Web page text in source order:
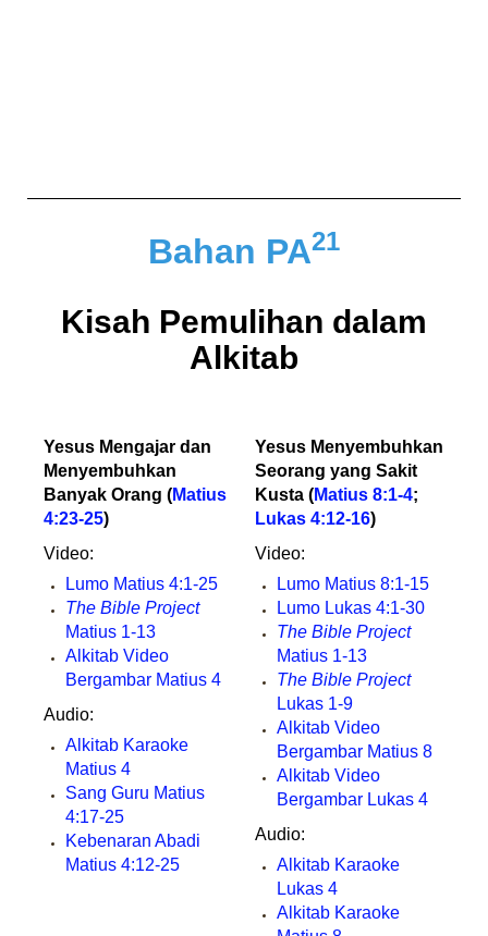
Bahan PA21
Kisah Pemulihan dalam
Alkitab
Yesus Mengajar dan
Menyembuhkan
Banyak Orang (Matius
4:23-25)
Video:
Lumo Matius 4:1-25
The Bible Project
Matius 1-13
Alkitab Video
Bergambar Matius 4
Audio:
Alkitab Karaoke
Matius 4
Sang Guru Matius
4:17-25
Kebenaran Abadi
Matius 4:12-25
Yesus Menyembuhkan
Seorang yang Sakit
Kusta (Matius 8:1-4;
Lukas 4:12-16)
Video:
Lumo Matius 8:1-15
Lumo Lukas 4:1-30
The Bible Project
Matius 1-13
The Bible Project
Lukas 1-9
Alkitab Video
Bergambar Matius 8
Alkitab Video
Bergambar Lukas 4
Audio:
Alkitab Karaoke
Lukas 4
Alkitab Karaoke